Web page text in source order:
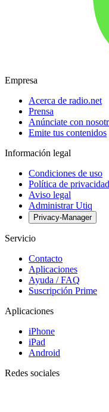
Empresa
Acerca de radio.net
Prensa
Anúnciate con
Emite tus contenidos
Información legal
Condiciones de uso
Política de privacidad
Aviso legal
Administrar Utiq
Privacy-Manager
Servicio
Contacto
Aplicaciones
Ayuda / FAQ
Suscripción Prime
Aplicaciones
iPhone
iPad
Android
Redes sociales